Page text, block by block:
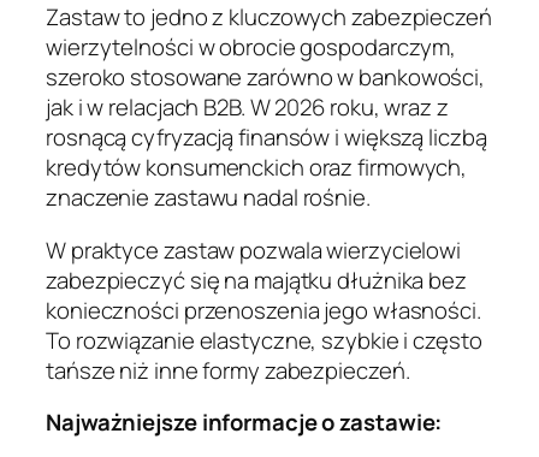
Zastaw to jedno z kluczowych zabezpieczeń
wierzytelności w obrocie gospodarczym,
szeroko stosowane zarówno w bankowości,
jak i w relacjach B2B. W 2026 roku, wraz z
rosnącą cyfryzacją finansów i większą liczbą
kredytów konsumenckich oraz firmowych,
znaczenie zastawu nadal rośnie.
W praktyce zastaw pozwala wierzycielowi
zabezpieczyć się na majątku dłużnika bez
konieczności przenoszenia jego własności.
To rozwiązanie elastyczne, szybkie i często
tańsze niż inne formy zabezpieczeń.
Najważniejsze informacje o zastawie: